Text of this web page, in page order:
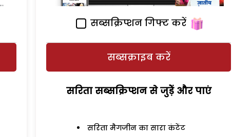
सब्सक्रिप्शन गिफ्ट करें
सब्सक्राइब करें
सरिता सब्सक्रिप्शन से जुड़ेें और पाएं
सरिता मैगजीन का सारा कंटेंट